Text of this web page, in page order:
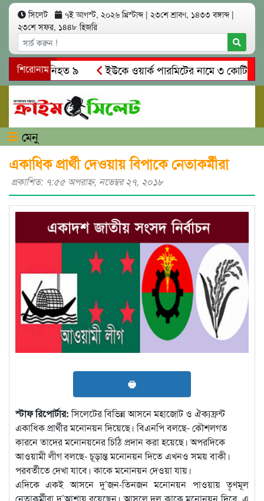
সিলেট ৭ই আগস্ট, ২০২৬ খ্রিস্টাব্দ | ২৩শে শ্রাবণ, ১৪৩৩ বঙ্গাব্দ |
২৩শে সফর, ১৪৪৮ হিজরি
শিরোনামনিহত ৯
ইউকে ওয়ার্ক পারমিটের নামে ৩ কোটি ৬০
দাবি স্থানীয়দের
গোয়াইনঘাটে আলিম উদ্দিনের
মেনু
একাধিক প্রার্থী দেওয়ায় বিপাকে নেতাকর্মীরা
প্রকাশিত: ৭:৫৫ অপরাহ্ণ, নভেম্বর ২৭, ২০১৮
🖶
স্টাফ রিপোর্টার:সিলেটের বিভিন্ন আসনে মহাজোট ও ঐক্যফ্রন্ট
একাধিক প্রার্থীর মনোনয়ন দিয়েছে। বিএনপি বলছে- কৌশলগত
কারনে তাদের মনোনয়নের চিঠি প্রদান করা হয়েছে। অপরদিকে
আওয়ামী লীগ বলছে- চূড়ান্ত মনোনয়ন দিতে এখনও সময় বাকী।
পরবর্তীতে দেখা যাবে। কাকে মনোনয়ন দেওয়া যায়।
এদিকে একই আসনে দু’জন-তিনজন মনোনয়ন পাওয়ায় তৃণমূল